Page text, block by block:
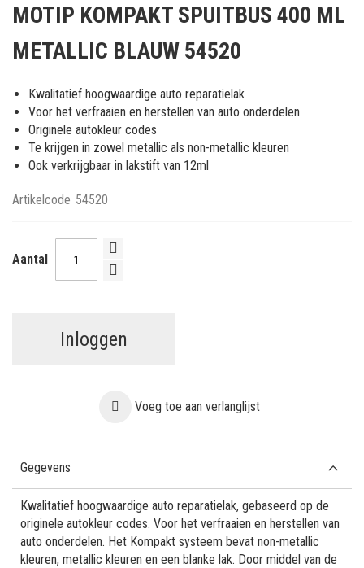
het
van
afbeeldingen-
gallerij
MOTIP KOMPAKT SPUITBUS 400 ML
METALLIC BLAUW 54520
Kwalitatief hoogwaardige auto reparatielak
Voor het verfraaien en herstellen van auto onderdelen
Originele autokleur codes
Te krijgen in zowel metallic als non-metallic kleuren
Ook verkrijgbaar in lakstift van 12ml
Artikelcode 54520
Aantal
Inloggen
Voeg toe aan verlanglijst
Gegevens
Kwalitatief hoogwaardige auto reparatielak, gebaseerd op de
originele autokleur codes. Voor het verfraaien en herstellen van
auto onderdelen. Het Kompakt systeem bevat non-metallic
kleuren, metallic kleuren en een blanke lak. Door middel van de